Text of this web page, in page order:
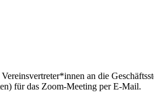
an die
für das Zoom-Meeting per E-Mail.